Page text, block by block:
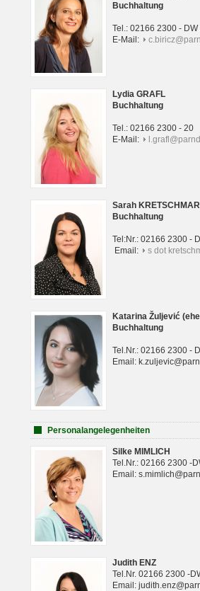
Buchhaltung
Tel.: 02166 2300 - DW
E-Mail:
Lydia GRAFL
Buchhaltung
Tel.: 02166 2300 - 20
E-Mail:
Sarah KRETSCHMAR
Buchhaltung
Tel:Nr.: 02166 2300 -
Email:
s dot
Katarina Žuljević
Buchhaltung
Tel.Nr.: 02166 2300 -
Email:
Personalangelegenheiten
Silke MIMLICH
Tel.Nr.: 02166 2300 -
Email:
Judith ENZ
Tel.Nr. 02166 2300 -
Email: